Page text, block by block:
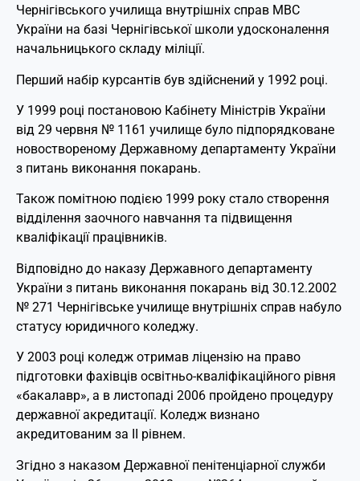
Чернігівського училища внутрішніх справ МВС
України на базі Чернігівської школи удосконалення
начальницького складу міліції.
Перший набір курсантів був здійснений у 1992 році.
У 1999 році постановою Кабінету Міністрів України
від 29 червня № 1161 училище було підпорядковане
новоствореному Державному департаменту України
з питань виконання покарань.
Також помітною подією 1999 року стало створення
відділення заочного навчання та підвищення
кваліфікації працівників.
Відповідно до наказу Державного департаменту
України з питань виконання покарань від 30.12.2002
№ 271 Чернігівське училище внутрішніх справ набуло
статусу юридичного коледжу.
У 2003 році коледж отримав ліцензію на право
підготовки фахівців освітньо-кваліфікаційного рівня
«бакалавр», а в листопаді 2006 пройдено процедуру
державної акредитації. Коледж визнано
акредитованим за ІІ рівнем.
Згідно з наказом Державної пенітенціарної служби